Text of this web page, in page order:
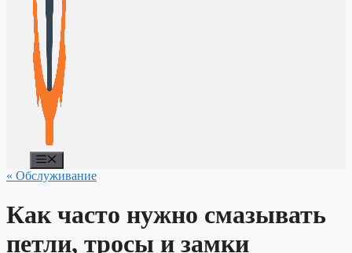
« Обслуживание
Как часто нужно смазывать
петли, тросы и замки